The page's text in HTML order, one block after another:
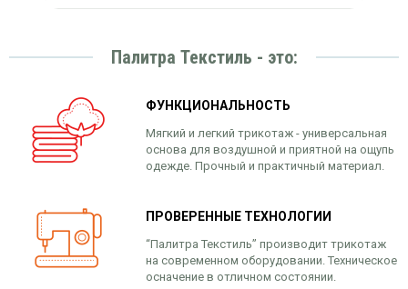
Палитра Текстиль - это:
ФУНКЦИОНАЛЬНОСТЬ
Мягкий и легкий трикотаж - универсальная
основа для воздушной и приятной на ощупь
одежде. Прочный и практичный материал.
ПРОВЕРЕННЫЕ ТЕХНОЛОГИИ
“Палитра Текстиль” производит трикотаж
на современном оборудовании. Техническое
осначение в отличном состоянии.